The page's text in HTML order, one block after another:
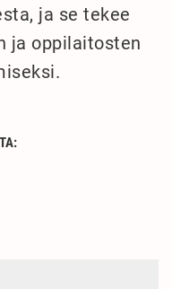
ja se tekee
ja oppilaitosten